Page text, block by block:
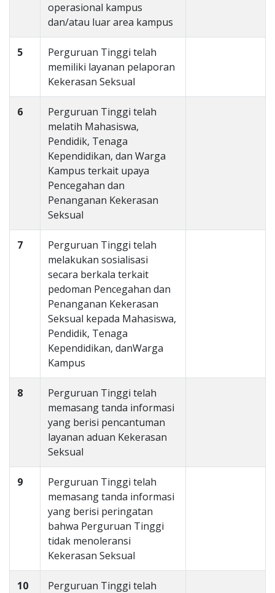
operasional kampus
dan/atau luar area kampus
5
Perguruan Tinggi telah
memiliki layanan pelaporan
Kekerasan Seksual
6
Perguruan Tinggi telah
melatih Mahasiswa,
Pendidik, Tenaga
Kependidikan, dan Warga
Kampus terkait upaya
Pencegahan dan
Penanganan Kekerasan
Seksual
7
Perguruan Tinggi telah
melakukan sosialisasi
secara berkala terkait
pedoman Pencegahan dan
Penanganan Kekerasan
Seksual kepada Mahasiswa,
Pendidik, Tenaga
Kependidikan, danWarga
Kampus
8
Perguruan Tinggi telah
memasang tanda informasi
yang berisi pencantuman
layanan aduan Kekerasan
Seksual
9
Perguruan Tinggi telah
memasang tanda informasi
yang berisi peringatan
bahwa Perguruan Tinggi
tidak menoleransi
Kekerasan Seksual
10
Perguruan Tinggi telah